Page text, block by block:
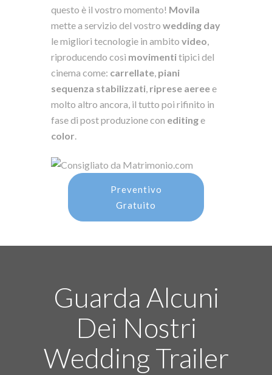
questo è il vostro momento! Movila
mette a servizio del vostro wedding day
le migliori tecnologie in ambito video,
riproducendo così movimentitipici del
cinema come: carrellate, piani
sequenza stabilizzati, riprese aereee
molto altro ancora, il tutto poi rifinito in
fase di post produzione con editinge
color.
Preventivo
Gratuito
Guarda Alcuni
Dei Nostri
Wedding Trailer